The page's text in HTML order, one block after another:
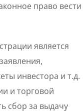
право вести
является
инвестора и т.д.
и торговой
сбор за выдачу